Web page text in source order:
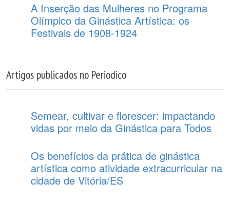
A Inserção das Mulheres no Programa
Olímpico da Ginástica Artística: os
Festivais de 1908-1924
Artigos publicados no Periodico
Semear, cultivar e florescer: impactando
vidas por meio da Ginástica para Todos
Os benefícios da prática de ginástica
artística como atividade extracurricular na
cidade de Vitória/ES